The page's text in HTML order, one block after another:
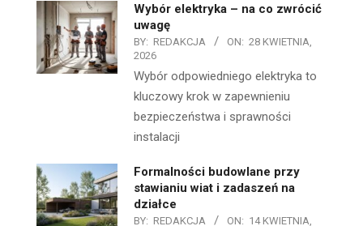
Wybór elektryka – na co zwrócić
uwagę
BY: REDAKCJA ON: 28 KWIETNIA,
2026
Wybór odpowiedniego elektryka to
kluczowy krok w zapewnieniu
bezpieczeństwa i sprawności
instalacji
Formalności budowlane przy
stawianiu wiat i zadaszeń na
działce
BY: REDAKCJA ON: 14 KWIETNIA,